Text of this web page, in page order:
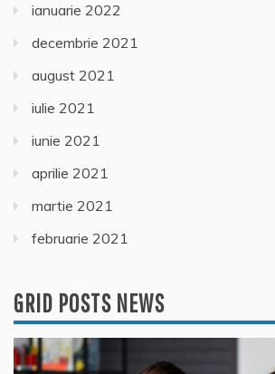
ianuarie 2022
decembrie 2021
august 2021
iulie 2021
iunie 2021
aprilie 2021
martie 2021
februarie 2021
GRID POSTS NEWS